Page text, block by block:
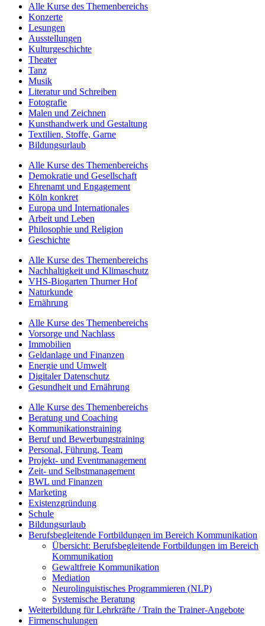
Alle Kurse des Themenbereichs
Konzerte
Lesungen
Ausstellungen
Kulturgeschichte
Theater
Tanz
Musik
Literatur und Schreiben
Fotografie
Malen und Zeichnen
Kunsthandwerk und Gestaltung
Textilien, Stoffe, Garne
Bildungsurlaub
Alle Kurse des Themenbereichs
Demokratie und Gesellschaft
Ehrenamt und Engagement
Köln konkret
Europa und Internationales
Arbeit und Leben
Philosophie und Religion
Geschichte
Alle Kurse des Themenbereichs
Nachhaltigkeit und Klimaschutz
VHS-Biogarten Thurner Hof
Naturkunde
Ernährung
Alle Kurse des Themenbereichs
Vorsorge und Nachlass
Immobilien
Geldanlage und Finanzen
Energie und Umwelt
Digitaler Datenschutz
Gesundheit und Ernährung
Alle Kurse des Themenbereichs
Beratung und Coaching
Kommunikationstraining
Beruf und Bewerbungstraining
Personal, Führung, Team
Projekt- und Eventmanagement
Zeit- und Selbstmanagement
BWL und Finanzen
Marketing
Existenzgründung
Schule
Bildungsurlaub
Berufsbegleitende Fortbildungen im Bereich Kommunikation
Übersicht: Berufsbegleitende Fortbildungen im Bereich
Kommunikation
Gewaltfreie Kommunikation
Mediation
Neurolinguistisches Programmieren (NLP)
Systemische Beratung
Weiterbildung für Lehrkräfte / Train the Trainer-Angebote
Firmenschulungen